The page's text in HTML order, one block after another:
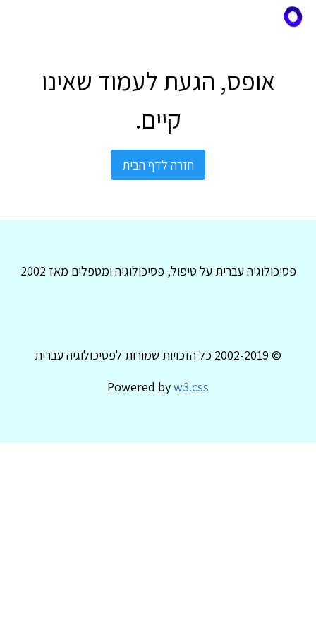
אופס, הגעת לעמוד שאינו
קיים.
חזרה לדף הבית
פסיכולוגיה עברית על טיפול, פסיכולוגיה ומטפלים מאז 2002
© 2002-2019 כל הזכויות שמורות לפסיכולוגיה עברית
Powered byw3.css